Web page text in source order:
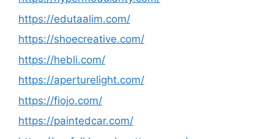
https://edutaalim.com/
https://shoecreative.com/
https://hebli.com/
https://aperturelight.com/
https://fiojo.com/
https://paintedcar.com/